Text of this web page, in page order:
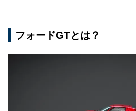
フォードGTとは？